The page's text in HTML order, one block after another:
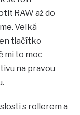
RAW až do
Velká
tlačítko
mi to moc
na pravou
s rollerem a